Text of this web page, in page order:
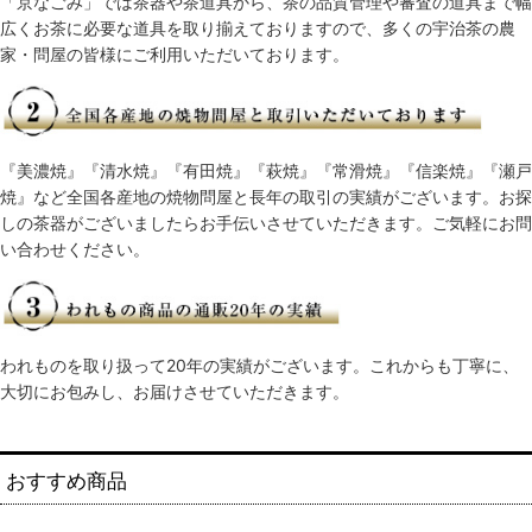
広くお茶に必要な道具を取り揃えておりますので、多くの宇治茶の農
家・問屋の皆様にご利用いただいております。
『美濃焼』『清水焼』『有田焼』『萩焼』『常滑焼』『信楽焼』『瀬戸
焼』など全国各産地の焼物問屋と長年の取引の実績がございます。お探
しの茶器がございましたらお手伝いさせていただきます。ご気軽にお問
い合わせください。
われものを取り扱って20年の実績がございます。これからも丁寧に、
大切にお包みし、お届けさせていただきます。
おすすめ商品